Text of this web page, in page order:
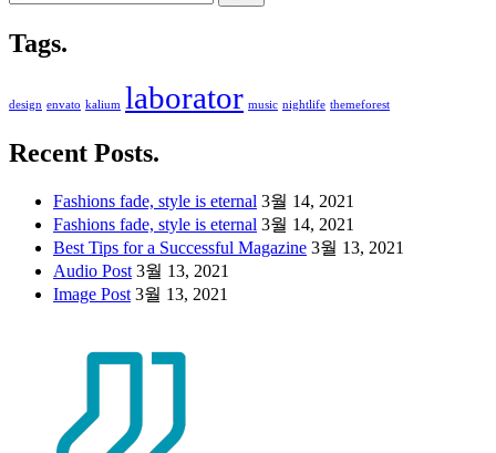
Tags.
design envato kalium laborator music nightlife themeforest
Recent Posts.
Fashions fade, style is eternal 3월 14, 2021
Fashions fade, style is eternal 3월 14, 2021
Best Tips for a Successful Magazine 3월 13, 2021
Audio Post 3월 13, 2021
Image Post 3월 13, 2021